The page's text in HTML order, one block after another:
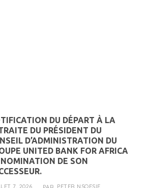
DU DÉPART À LA
DU PRÉSIDENT DU
D’ADMINISTRATION DU
UNITED BANK FOR AFRICA
NOMINATION DE SON